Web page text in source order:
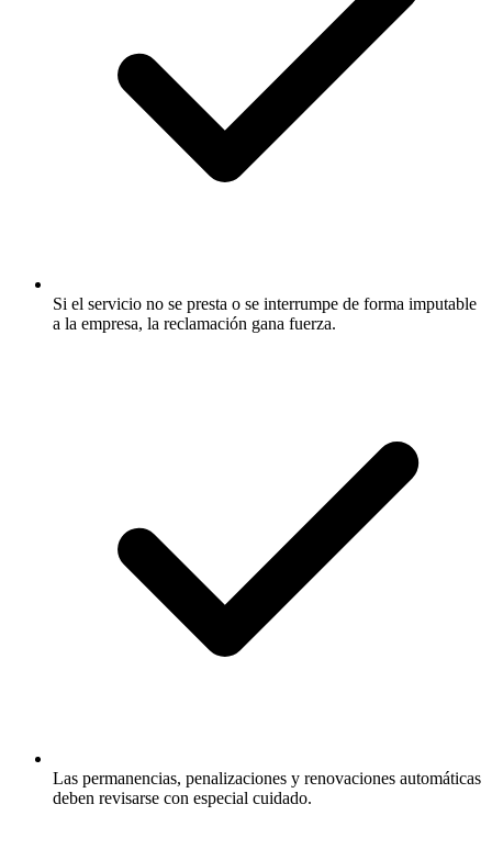
Si el servicio no se presta o se interrumpe de forma imputable
a la empresa, la reclamación gana fuerza.
Las permanencias, penalizaciones y renovaciones automáticas
deben revisarse con especial cuidado.